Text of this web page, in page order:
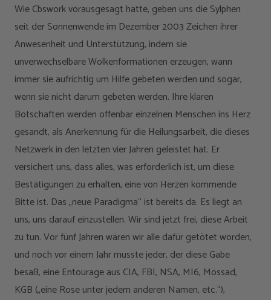
Wie Cbswork vorausgesagt hatte, geben uns die Sylphen
seit der Sonnenwende im Dezember 2003 Zeichen ihrer
Anwesenheit und Unterstützung, indem sie
unverwechselbare Wolkenformationen erzeugen, wann
immer sie aufrichtig um Hilfe gebeten werden und sogar,
wenn sie nicht darum gebeten werden. Ihre klaren
Botschaften werden offenbar einzelnen Menschen ins Herz
gesandt, als Anerkennung für die Heilungsarbeit, die dieses
Netzwerk in den letzten vier Jahren geleistet hat. Er
versichert uns, dass alles, was erforderlich ist, um diese
Bestätigungen zu erhalten, eine von Herzen kommende
Bitte ist. Das „neue Paradigma“ ist bereits da. Es liegt an
uns, uns darauf einzustellen. Wir sind jetzt frei, diese Arbeit
zu tun. Vor fünf Jahren wären wir alle dafür getötet worden,
und noch vor einem Jahr musste jeder, der diese Gabe
besaß, eine Entourage aus CIA, FBI, NSA, MI6, Mossad,
KGB („eine Rose unter jedem anderen Namen, etc.“),